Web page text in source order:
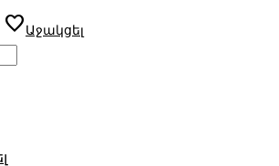
favoriteԱջակցել